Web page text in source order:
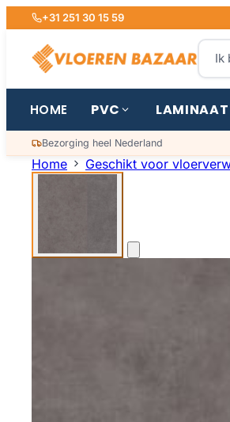
+31 251 30 15 59
HOME PVC LAMINAAT
Bezorging heel Nederland
Home Geschikt voor